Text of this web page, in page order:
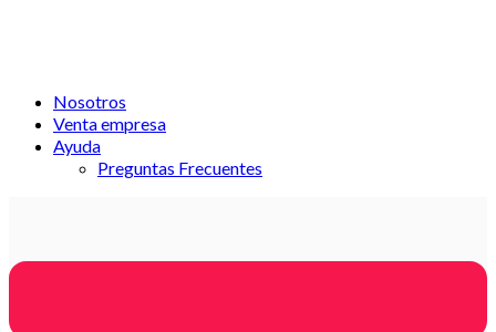
Nosotros
Venta empresa
Ayuda
Preguntas Frecuentes